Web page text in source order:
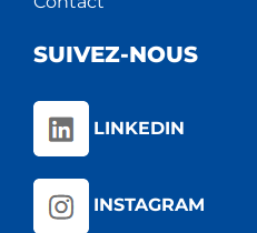
SUIVEZ-NOUS
LINKEDIN
INSTAGRAM